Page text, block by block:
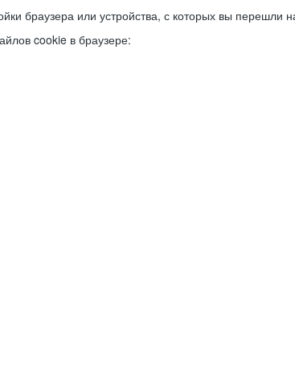
браузера или устройства, с которых вы
cookie в браузере: